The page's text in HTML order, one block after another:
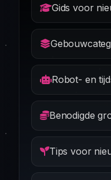
Gids voor
Robot- en
Benodigde
Tips voor